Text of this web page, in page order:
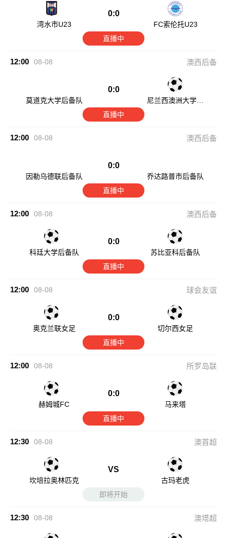
湾水市U23
0:0
FC索伦托U23
直播中
12:00 08-08 澳西后备
莫道克大学后备队
0:0
尼兰西澳洲大学后
直播中
12:00 08-08 澳西后备
因勒乌德联后备队
0:0
乔达路普市后备队
直播中
12:00 08-08 澳西后备
科廷大学后备队
0:0
苏比亚科后备队
直播中
12:00 08-08 球会友谊
奥克兰联女足
0:0
切尔西女足
直播中
12:00 08-08 所罗岛联
赫姆城FC
0:0
马来塔
直播中
12:30 08-08 澳首超
坎培拉奥林匹克
VS
古玛老虎
即将开始
12:30 08-08 澳塔超